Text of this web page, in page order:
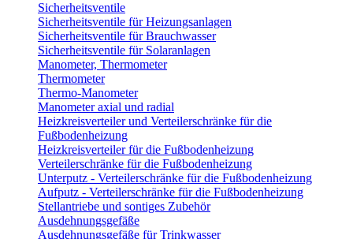
Sicherheitsventile
Sicherheitsventile für Heizungsanlagen
Sicherheitsventile für Brauchwasser
Sicherheitsventile für Solaranlagen
Manometer, Thermometer
Thermometer
Thermo-Manometer
Manometer axial und radial
Heizkreisverteiler und Verteilerschränke für die
Fußbodenheizung
Heizkreisverteiler für die Fußbodenheizung
Verteilerschränke für die Fußbodenheizung
Unterputz - Verteilerschränke für die Fußbodenheizung
Aufputz - Verteilerschränke für die Fußbodenheizung
Stellantriebe und sontiges Zubehör
Ausdehnungsgefäße
Ausdehnungsgefäße für Trinkwasser